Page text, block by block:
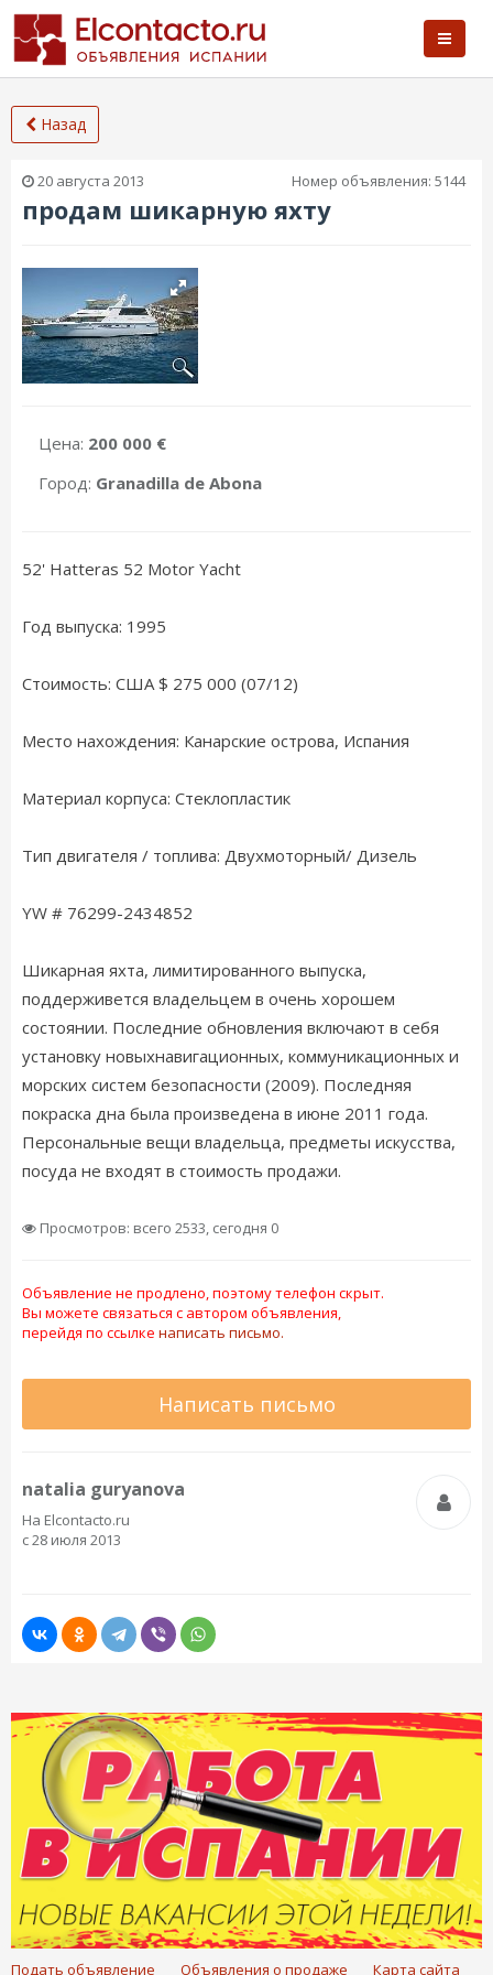
Назад
20 августа 2013 Номер объявления: 5144
продам шикарную яхту
Цена: 200 000 €
Город: Granadilla de Abona
52' Hatteras 52 Motor Yacht
Год выпуска: 1995
Стоимость: США $ 275 000 (07/12)
Место нахождения: Канарские острова, Испания
Материал корпуса: Стеклопластик
Тип двигателя / топлива: Двухмоторный/ Дизель
YW # 76299-2434852
Шикарная яхта, лимитированного выпуска,
поддерживется владельцем в очень хорошем
состоянии. Последние обновления включают в себя
установку новыхнавигационных, коммуникационных и
морских систем безопасности (2009). Последняя
покраска дна была произведена в июне 2011 года.
Персональные вещи владельца, предметы искусства,
посуда не входят в стоимость продажи.
Просмотров: всего 2533, сегодня 0
Объявление не продлено, поэтому телефон скрыт.
Вы можете связаться с автором объявления,
перейдя по ссылке написать письмо.
Написать письмо
natalia guryanova
На Elcontacto.ru
с 28 июля 2013
Подать объявление Объявления о продаже Карта сайта